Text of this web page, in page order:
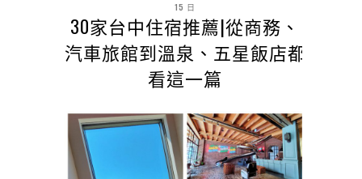
15 日
30家台中住宿推薦|從商務、
汽車旅館到溫泉、五星飯店都
看這一篇